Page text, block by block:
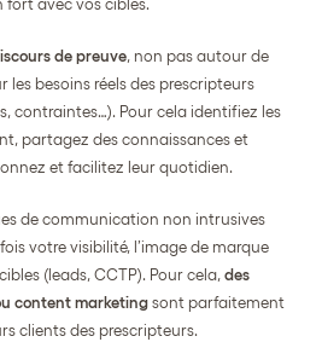
avec vos cibles.
de preuve, non pas autour de
les besoins réels des prescripteurs
contraintes…). Pour cela identifiez les
partagez des connaissances et
et facilitez leur quotidien.
de communication non intrusives
votre visibilité, l’image de marque
(leads, CCTP). Pour cela, des
content marketing sont parfaitement
clients des prescripteurs.